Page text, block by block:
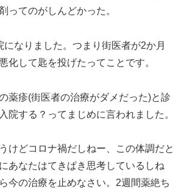
ってのがしんどかった。
なりました。つまり街医者が2か月
化して匙を投げたってことです。
薬疹(街医者の治療がダメだった)と診
院する？ってまじめに言われました。
けどコロナ禍だしねー、この体調だと
あなたはてきぱき思考しているしね
今の治療を止めなさい。2週間薬絶ち